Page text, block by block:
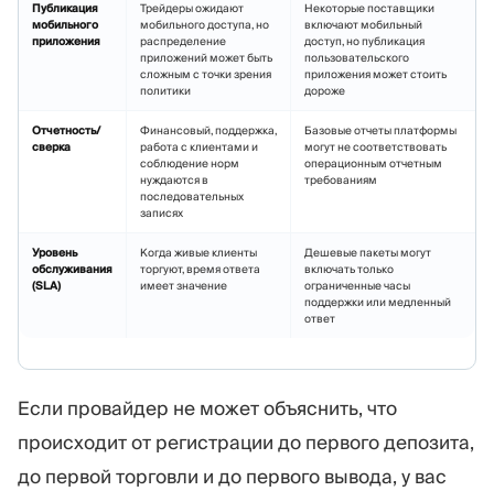
Публикация
мобильного
приложения
Трейдеры ожидают
мобильного доступа, но
распределение
приложений может быть
сложным с точки зрения
политики
Некоторые поставщики
включают мобильный
доступ, но публикация
пользовательского
приложения может стоить
дороже
Отчетность/
сверка
Финансовый, поддержка,
работа с клиентами и
соблюдение норм
нуждаются в
последовательных
записях
Базовые отчеты платформы
могут не соответствовать
операционным отчетным
требованиям
Уровень
обслуживания
(SLA)
Когда живые клиенты
торгуют, время ответа
имеет значение
Дешевые пакеты могут
включать только
ограниченные часы
поддержки или медленный
ответ
Если провайдер не может объяснить, что
происходит от регистрации до первого депозита,
до первой торговли и до первого вывода, у вас